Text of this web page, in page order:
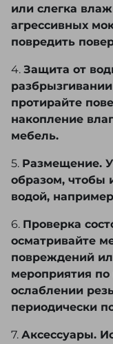
или слегка
агрессивных
повредить
4. Защита от
протирайте
накопление
мебель.
5. Размещение.
образом, чтобы
водой,
6. Проверка
осматривайте
повреждений
мероприятия
ослаблении
периодически
7. Аксессуары.